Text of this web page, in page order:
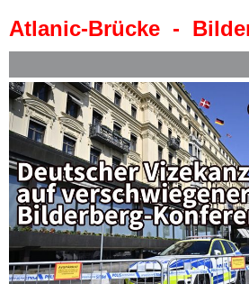
Atlanic-Brücke -